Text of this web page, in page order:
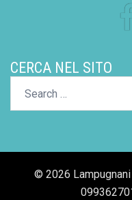
CERCA NEL SITO
© 2026